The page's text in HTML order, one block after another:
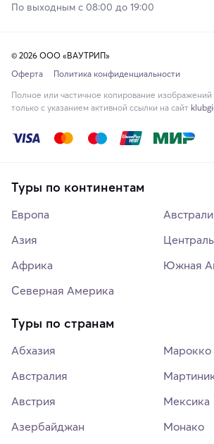
По выходным с 08:00 до 19:00
© 2026 ООО «ВАУТРИП»
Оферта
Политика конфиденциальности
Полное или частичное копирование
только с указанием активной ссылки на сайт
Туры по континентам
Европа
Азия
Африка
Северная Америка
Южная
Туры по странам
Абхазия
Австралия
Австрия
Азербайджан
Марокко
Мексика
Монако